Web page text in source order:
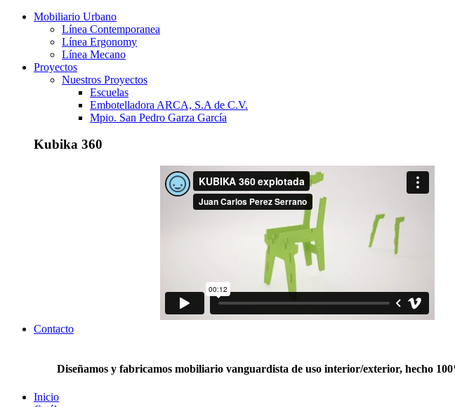
Mobiliario Urbano
Línea Contemporanea
Línea Ergonomy
Línea Mecano
Proyectos
Nuestros Proyectos
Escuelas
Embotelladora ARCA, S.A de C.V.
Mpio. San Pedro Garza García
Kubika 360
Contacto
Diseñamos y fabricamos mobiliario vanguardista de uso interior/exterior, hecho
Inicio